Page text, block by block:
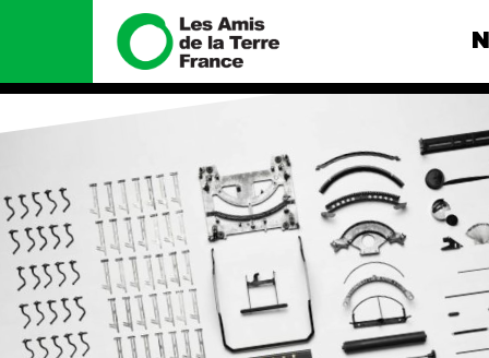
Nous connaître
Histoire
Manifeste
Missions et méthodes
Valeurs
Équipes et
Nos
Total, rendez-
tribunal
Gaz « naturel
enfumage
Mode : une
destructrice